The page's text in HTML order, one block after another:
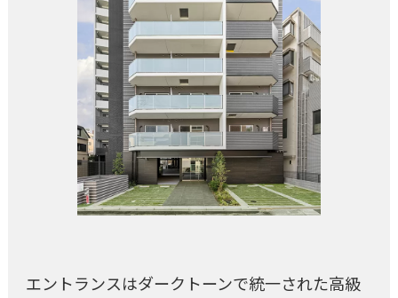
エントランスはダークトーンで統一された高級